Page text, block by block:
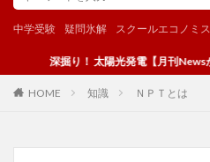
中学受験 疑問氷解 スクールエコノミ
深掘り！ 太陽光発電【月刊Newsがわかる
HOME 知識 ＮＰＴとは ｢